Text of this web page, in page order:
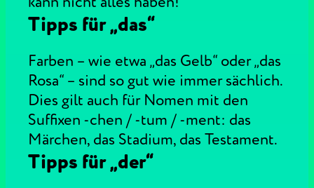
Tipps für „das“
Farben – wie etwa „das Gelb“ oder „das
Rosa“ – sind so gut wie immer sächlich.
Dies gilt auch für Nomen mit den
Suffixen -chen / -tum / -ment: das
Märchen, das Stadium, das Testament.
Tipps für „der“